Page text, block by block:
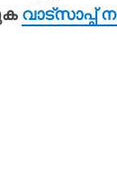
വാട്സാപ്പ്